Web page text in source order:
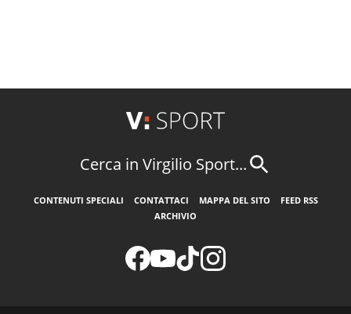
Cerca in Virgilio Sport...
CONTENUTI SPECIALI CONTATTACI MAPPA DEL SITO
FEED RSS
ARCHIVIO